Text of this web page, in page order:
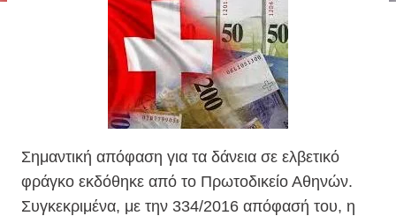
Σημαντική απόφαση για τα δάνεια σε ελβετικό
φράγκο εκδόθηκε από το Πρωτοδικείο Αθηνών.
Συγκεκριμένα, με την 334/2016 απόφασή του, η